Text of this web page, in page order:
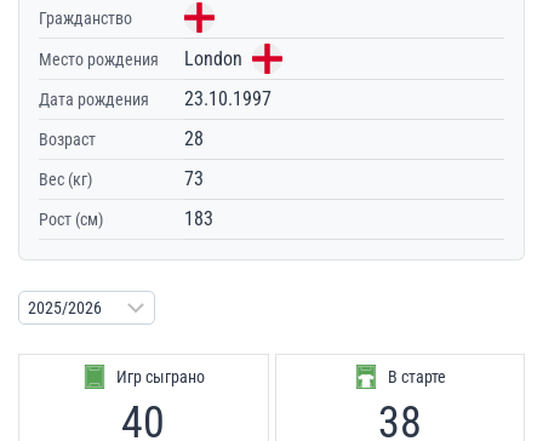
Гражданство
Место рождения London
Дата рождения 23.10.1997
Возраст 28
Вес (кг) 73
Рост (см) 183
Игр сыграно
40
В старте
38